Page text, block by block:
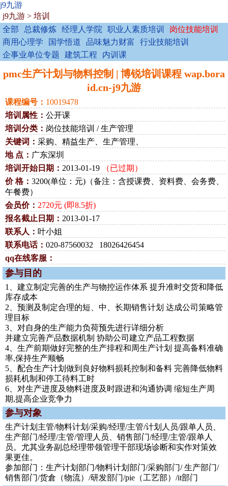
j9九游
j9九游 > 培训
全部
总裁修炼 经理人学院 职业人素质培训
岗位技能培训
商用心理学
国学悟道 品味魅力财富
行业技能培训
企事业单位专题
建筑工程 内训课
pmc生产计划与物料控制 | 博锐培训课程 wap.bora
id.cn-j9九游
课程编号： 10019478
培训属性： 公开课
培训分类： 岗位技能培训 / 生产管理
关键词： 采购、精益生产、生产管理、
地 点： 广东深圳
培训开始日期： 2013-01-19
（已过期）
价 格： 3200(单位：元)（备注：含授课费、资料费、会务费、
午餐费）
会员价： 2720元 (即8.5折)
报名截止日期： 2013-01-17
联系人： 叶小姐
联系电话： 020-87560032 18026426454
qq在线客服：
参与目的
1、建立制定完善的生产与物控运作体系 提升准时交货和降低
库存成本
2、预测及制定合理的短、中、长期销售计划 达成公司策略管
理目标
3、对自身的生产能力负荷预先进行详细分析
并建立完善产品数据机制 协助公司建立产品工程数据
4、生产前期做好完整的生产排程和周生产计划 提高备料准确
率,保持生产顺畅
5、配合生产计划做到良好物料损耗控制和备料 完善降低物料
损耗机制和停工待料工时
6、对生产进度及物料进度及时跟进和沟通协调 缩短生产周
期,提高企业竞争力
参与对象
生产计划主管/物料计划/采购/经理/主管/计划人员/跟单人员、
生产部门/经理/主管/管理人员、销售部门/经理/主管/跟单人
员。尤其业务副总经理带领管理干部现场诊断和实作对策效
果更佳。
参加部门：生产计划部门/物料计划部门/采购部门/ 生产部门/
销售部门/货倉（物流）/研发部门/pie（工艺部）/it部门